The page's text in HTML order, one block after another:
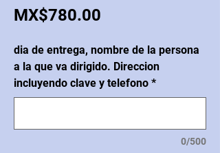
MX$780.00
dia de entrega, nombre de la persona
a la que va dirigido. Direccion
incluyendo clave y telefono *
0/500